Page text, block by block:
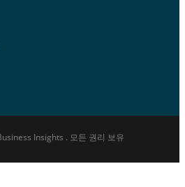
Insights . 모든 권리 보유